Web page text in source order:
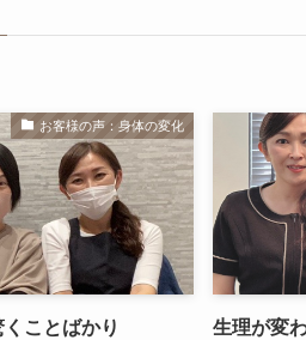
お客様の声：身体の変化
ことばかり 生理が変